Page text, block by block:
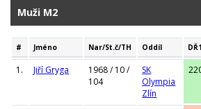
Muži M2
# Jméno Nar/St.č/TH Oddíl DŘ1
1. Jiří Gryga
1968 / 10 /
104
SK
Olympia
Zlín